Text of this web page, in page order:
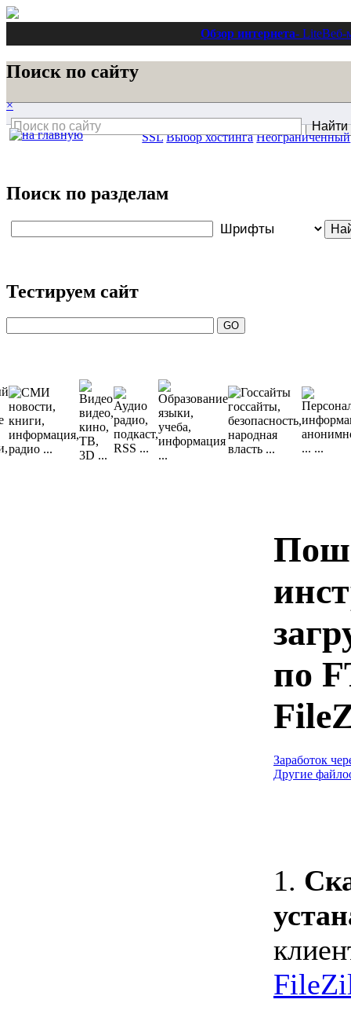
Обзор интернета- LiteВеб-
Поиск по сайту
×
Поиск по разделам
Тестируем сайт
SSL Выбор хостинга Неограниченный
по
Заработок
Другие
1.